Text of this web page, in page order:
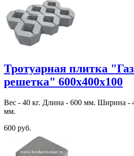
Тротуарная плитка
решетка" 600х400х100
Вес - 40 кг. Длина - 600 мм. Ширина -
мм.
600 руб.